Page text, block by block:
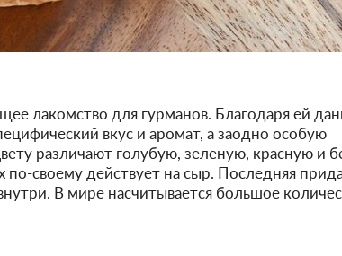
лакомство для гурманов. Благодаря ей
вкус и аромат, а заодно особую
различают голубую, зеленую, красную и
по-своему действует на сыр. Последняя
В мире насчитывается большое